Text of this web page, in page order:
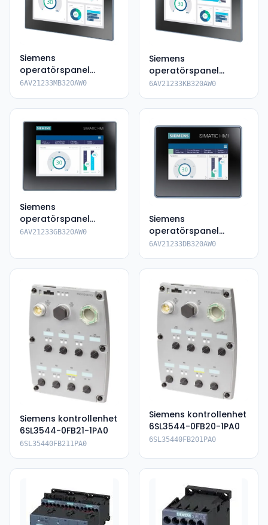
Siemens
operatörspanel
6AV2123-3MB32-
6AV21233MB320AW0
Siemens
operatörspanel
6AV2123-3KB32-0AW0
6AV21233KB320AW0
Siemens
operatörspanel
6AV2123-3GB32-
6AV21233GB320AW0
Siemens
operatörspanel
6AV2123-3DB32-0AW0
6AV21233DB320AW0
Siemens kontrollenhet
6SL3544-0FB21-1PA0
6SL35440FB211PA0
Siemens kontrollenhet
6SL3544-0FB20-1PA0
6SL35440FB201PA0